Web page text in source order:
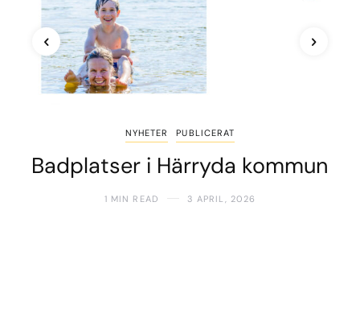
NYHETER PUBLICERAT
Badplatser i Härryda kommun
1 MIN READ 3 APRIL, 2026